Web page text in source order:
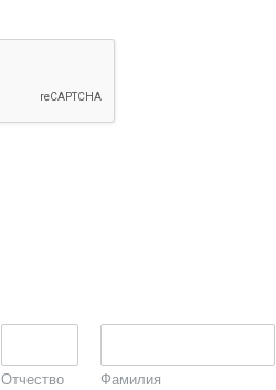
Отчество Фамилия